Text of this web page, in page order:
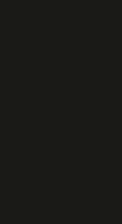
bem o
faltam ao Glorioso
e aguardam para